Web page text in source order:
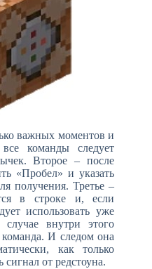
важных моментов и
команды следует
Второе – после
«Пробел» и указать
получения. Третье –
в строке и, если
использовать уже
внутри этого
И следом она
как только
от редстоуна.